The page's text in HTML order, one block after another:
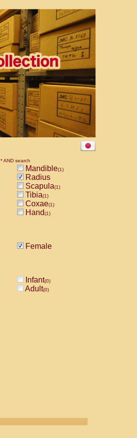
* AND search
Mandible(1)
Radius
Scapula(1)
Tibia(1)
Coxae(1)
Hand(1)
Female
Infant(0)
Adult(0)